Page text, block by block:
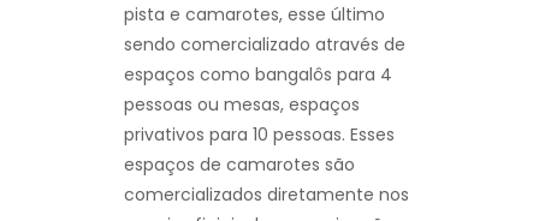
pista e camarotes, esse último
sendo comercializado através de
espaços como bangalôs para 4
pessoas ou mesas, espaços
privativos para 10 pessoas. Esses
espaços de camarotes são
comercializados diretamente nos